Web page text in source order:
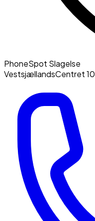
PhoneSpot Slagelse
VestsjællandsCentret 10